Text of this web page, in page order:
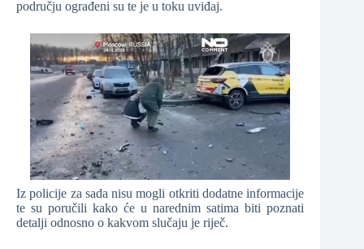
području ograđeni su te je u toku uviđaj.
Iz policije za sada nisu mogli otkriti dodatne informacije
te su poručili kako će u narednim satima biti poznati
detalji odnosno o kakvom slučaju je riječ.